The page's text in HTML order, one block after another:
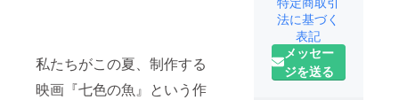
私たちがこの夏、制作する
映画『七色の魚』という作
映画『七色
の魚』
2025年8月よ
法に基づく
表記
メッセー
ジを送る